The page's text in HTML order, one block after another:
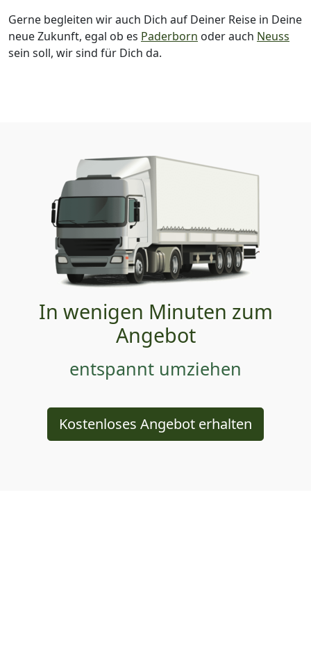
Gerne begleiten wir auch Dich auf Deiner Reise in Deine
neue Zukunft, egal ob es Paderborn oder auch Neuss
sein soll, wir sind für Dich da.
In wenigen Minuten zum
Angebot
entspannt umziehen
Kostenloses Angebot erhalten